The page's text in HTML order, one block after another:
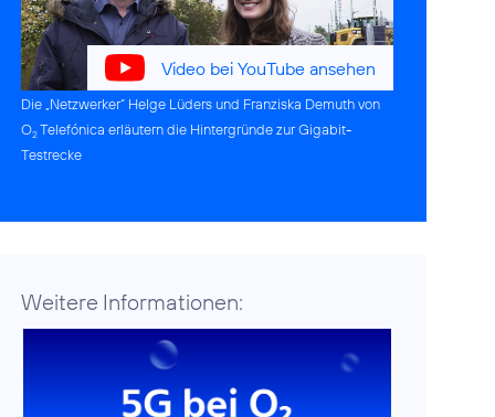
Video bei YouTube ansehen
Die „Netzwerker“ Helge Lüders und Franziska Demuth von
O2Telefónica erläutern die Hintergründe zur Gigabit-
Testrecke
Weitere Informationen: